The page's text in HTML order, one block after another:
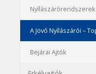
Nyílászárórendszerek
A Jövő Nyílászárói –
Bejárai Ajtók